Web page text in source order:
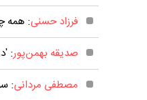
فرزاد حسنی: همه
صدیقه بهمن‌‌پور:
مصطفی مردانی: